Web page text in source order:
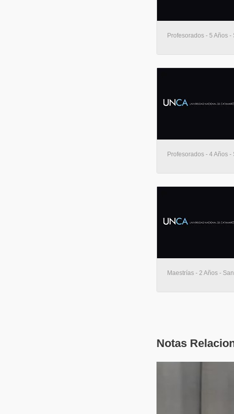
Profesorados - 5 Años
Profesorados - 4 Años
Maestrías - 2 Años -
Notas